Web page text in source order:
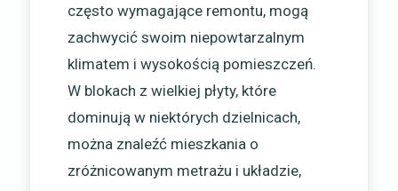
często wymagające remontu, mogą
zachwycić swoim niepowtarzalnym
klimatem i wysokością pomieszczeń.
W blokach z wielkiej płyty, które
dominują w niektórych dzielnicach,
można znaleźć mieszkania o
zróżnicowanym metrażu i układzie,